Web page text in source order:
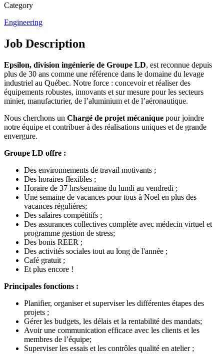
Category
Engineering
Job Description
Epsilon, division ingénierie de Groupe LD, est reconnue depuis
plus de 30 ans comme une référence dans le domaine du levage
industriel au Québec. Notre force : concevoir et réaliser des
équipements robustes, innovants et sur mesure pour les secteurs
minier, manufacturier, de l’aluminium et de l’aéronautique.
Nous cherchons un Chargé de projet mécanique pour joindre
notre équipe et contribuer à des réalisations uniques et de grande
envergure.
Groupe LD offre :
Des environnements de travail motivants ;
Des horaires flexibles ;
Horaire de 37 hrs/semaine du lundi au vendredi ;
Une semaine de vacances pour tous à Noel en plus des
vacances régulières;
Des salaires compétitifs ;
Des assurances collectives complète avec médecin virtuel et
programme gestion de stress;
Des bonis REER ;
Des activités sociales tout au long de l'année ;
Café gratuit ;
Et plus encore !
Principales fonctions :
Planifier, organiser et superviser les différentes étapes des
projets ;
Gérer les budgets, les délais et la rentabilité des mandats;
Avoir une communication efficace avec les clients et les
membres de l’équipe;
Superviser les essais et les contrôles qualité en atelier ;